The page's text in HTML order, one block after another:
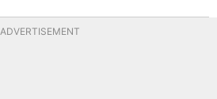
ADVERTISEMENT